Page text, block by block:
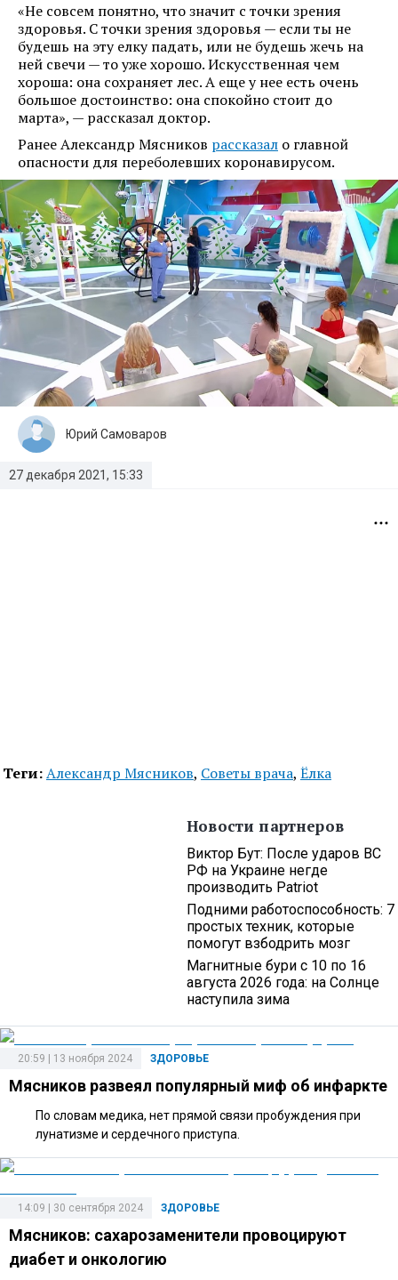
«Не совсем понятно, что значит с точки зрения
здоровья. С точки зрения здоровья — если ты не
будешь на эту елку падать, или не будешь жечь на
ней свечи — то уже хорошо. Искусственная чем
хороша: она сохраняет лес. А еще у нее есть очень
большое достоинство: она спокойно стоит до
марта», — рассказал доктор.
Ранее Александр Мясников рассказал о главной
опасности для переболевших коронавирусом.
27 декабря 2021, 15:33
Юрий Самоваров
Теги:Александр Мясников, Советы врача, Ёлка
Новости партнеров
Виктор Бут: После ударов ВС
РФ на Украине негде
производить Patriot
Подними работоспособность: 7
простых техник, которые
помогут взбодрить мозг
Магнитные бури с 10 по 16
августа 2026 года: на Солнце
наступила зима
ЗДОРОВЬЕ
20:59 | 13 ноября 2024
Мясников развеял популярный миф об инфаркте
По словам медика, нет прямой связи пробуждения при
лунатизме и сердечного приступа.
ЗДОРОВЬЕ
14:09 | 30 сентября 2024
Мясников: сахарозаменители провоцируют
диабет и онкологию